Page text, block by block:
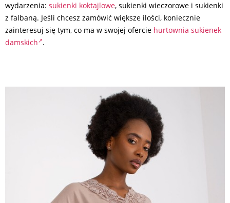
wydarzenia: sukienki koktajlowe, sukienki wieczorowe i sukienki
z falbaną. Jeśli chcesz zamówić większe ilości, koniecznie
zainteresuj się tym, co ma w swojej ofercie hurtownia sukienek
damskich .